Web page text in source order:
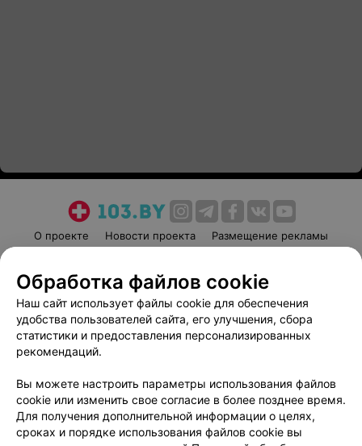
О проекте Новости проекта
Размещение рекламы
Пользовательское соглашение
Способы оплаты
Вакансии
Партнеры
Написать руководителю 103.by
Обработка персональных данных
Обработка файлов cookie
Наш сайт использует файлы cookie для обеспечения
удобства пользователей сайта, его улучшения, сбора
статистики и предоставления персонализированных
рекомендаций.
Вы можете настроить параметры использования файлов
cookie или изменить свое согласие в более позднее время.
Для получения дополнительной информации о целях,
сроках и порядке использования файлов cookie вы